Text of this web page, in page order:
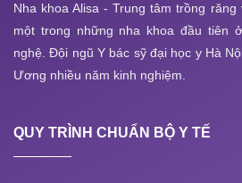
Nha khoa Alisa - Trung tâm trồng
một trong những nha khoa đầu tiên
nghệ. Đội ngũ Y bác sỹ đại học y Hà
Ương nhiều năm kinh nghiệm.
QUY TRÌNH CHUẨN BỘ Y TẾ